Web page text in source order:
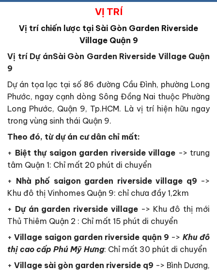
VỊ TRÍ
Vị trí chiến lược tại Sài Gòn Garden Riverside
Village Quận 9
Vị trí Dự ánSài Gòn Garden Riverside Village Quận
9
Dự án tọa lạc tại số 86 đường Cầu Đình, phường Long
Phước, ngay cạnh dòng Sông Đồng Nai thuộc Phường
Long Phước, Quận 9, Tp.HCM. Là vị trí hiện hữu ngay
trong vùng sinh thái Quận 9.
Theo đó, từ dự án cư dân chỉ mất:
+ Biệt thự saigon garden riverside village -> trung
tâm Quận 1: Chỉ mất 20 phút di chuyển
+ Nhà phố saigon garden riverside village q9 ->
Khu đô thị Vinhomes Quận 9: chỉ chưa đầy 1,2km
+ Dự án garden riverside village -> Khu đô thị mới
Thủ Thiêm Quận 2 : Chỉ mất 15 phút di chuyển
+Village saigon garden riverside quận 9 -> Khu đô
thị cao cấp Phú Mỹ Hưng: Chỉ mất 30 phút di chuyển
+ Village sài gòn garden riverside q9 -> Bình Dương,